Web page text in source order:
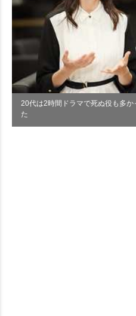
20代は2時間ドラマで死ぬ役も多
た